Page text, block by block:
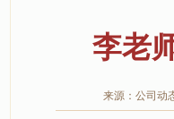
李老
来源：公司动